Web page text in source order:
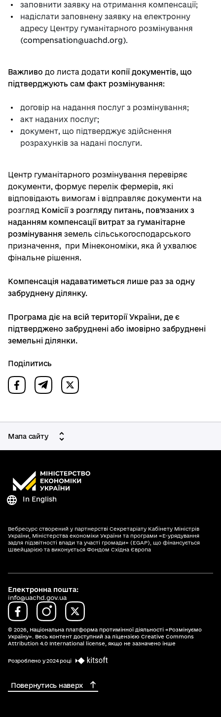
заповнити заявку на отримання компенсації;
надіслати заповнену заявку на електронну
адресу Центру гуманітарного розмінування
(compensation@uachd.org).
Важливо до листа додати копії документів, що
підтверджують сам факт розмінування:
договір на надання послуг з розмінування;
акт наданих послуг;
документ, що підтверджує здійснення
розрахунків за надані послуги.
Центр гуманітарного розмінування перевіряє
документи, формує перелік фермерів, які
відповідають вимогам і відправляє документи на
розгляд Комісії з розгляду питань, пов’язаних з
наданням компенсації витрат за гуманітарне
розмінування земель сільськогосподарського
призначення, при Мінекономіки, яка й ухвалює
фінальне рішення.
Компенсація надаватиметься лише раз за одну
забруднену ділянку.
Програма діє на всій території України, де є
підтверджено забруднені або імовірно забруднені
земельні ділянки.
Поділитись
Мапа сайту
In English
Вебресурс створений у партнерстві Секретаріату Кабінету Міністрів
України, Міністерства економіки України та програми «Е-урядування
задля підзвітності влади та участі громади» (EGAP), що фінансується
Швейцарією та виконується Фондом Східна Європа
© 2026, Національна платформа протимінної діяльності «Розмінуємо
Україну». Весь контент доступний за ліцензією Creative Commons
Attribution 4.0 International license, якщо не зазначено інше
Електронна пошта:
info@uachd.gov.ua
Розроблено у 2024 році
Повернутись наверх